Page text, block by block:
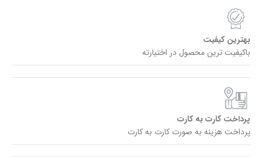
بهترین کیفیت
باکیفیت ترین محصول در اختیارته
پرداخت کارت به کارت
پرداخت هزینه به صورت کارت به کارت